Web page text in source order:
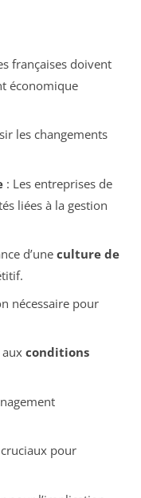
françaises doivent
économique
les changements
: Les entreprises de
liées à la gestion
d’une culture de
nécessaire pour
auxconditions
pour